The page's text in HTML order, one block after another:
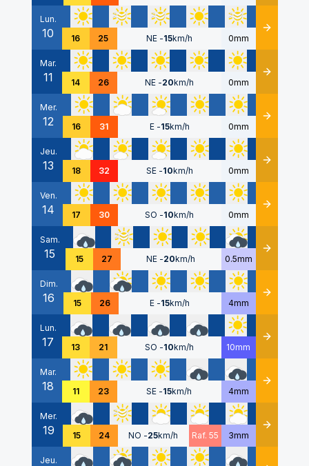
Lun.
10 16 25 NE -15km/h 0mm Détails
Mar.
11 14 26 NE -20km/h 0mm Détails
Mer.
12 16 31 E -15km/h 0mm Détails
Jeu.
13 18 32 SE -10km/h 0mm Détails
Ven.
14 17 30 SO -10km/h 0mm Détails
Sam.
15 15 27 NE -20km/h 0.5mm Détails
Dim.
16 15 26 E -15km/h 4mm Détails
Lun.
17 13 21 SO -10km/h 10mm Détails
Mar.
18 11 23 SE -15km/h 4mm Détails
Mer.
19 15 24 NO -25km/h Raf. 55 3mm Détails
Jeu.